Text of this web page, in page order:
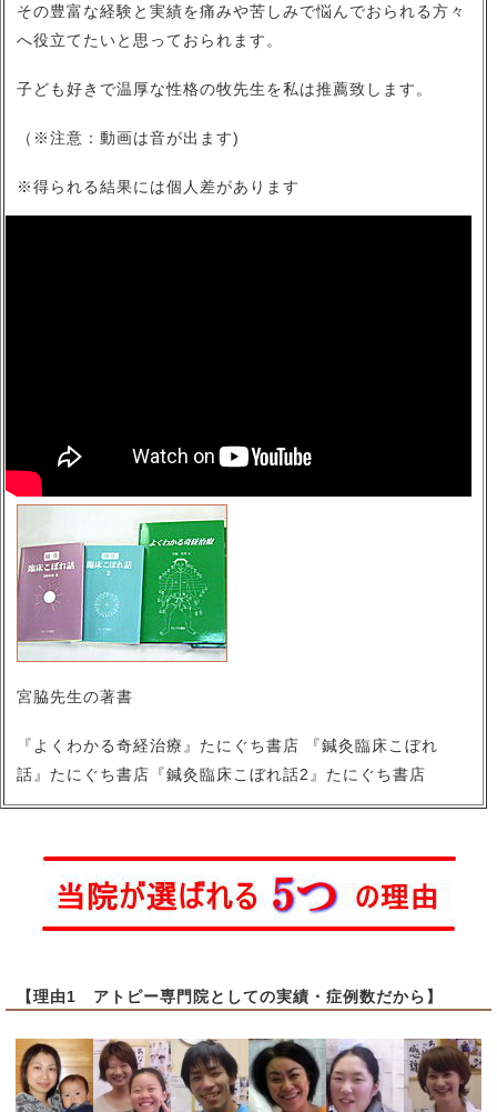
その豊富な経験と実績を痛みや苦しみで悩んでおられる方々
へ役立てたいと思っておられます。
子ども好きで温厚な性格の牧先生を私は推薦致します。
（※注意：動画は音が出ます)
※得られる結果には個人差があります
宮脇先生の著書
『よくわかる奇経治療』たにぐち書店 『鍼灸臨床こぼれ
話』たにぐち書店『鍼灸臨床こぼれ話2』たにぐち書店
【理由1 アトピー専門院としての実績・症例数だから】